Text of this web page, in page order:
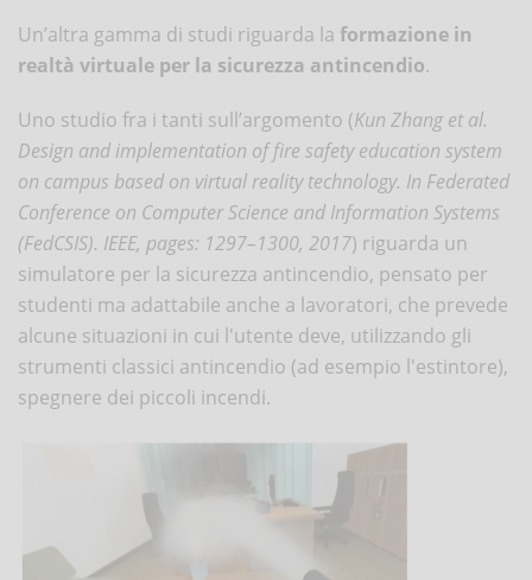
Un’altra gamma di studi riguarda la formazione in
realtà virtuale per la sicurezza antincendio.
Uno studio fra i tanti sull’argomento (Kun Zhang et al.
Design and implementation of fire safety education system
on campus based on virtual reality technology. In Federated
Conference on Computer Science and Information Systems
(FedCSIS). IEEE, pages: 1297–1300, 2017) riguarda un
simulatore per la sicurezza antincendio, pensato per
studenti ma adattabile anche a lavoratori, che prevede
alcune situazioni in cui l'utente deve, utilizzando gli
strumenti classici antincendio (ad esempio l'estintore),
spegnere dei piccoli incendi.